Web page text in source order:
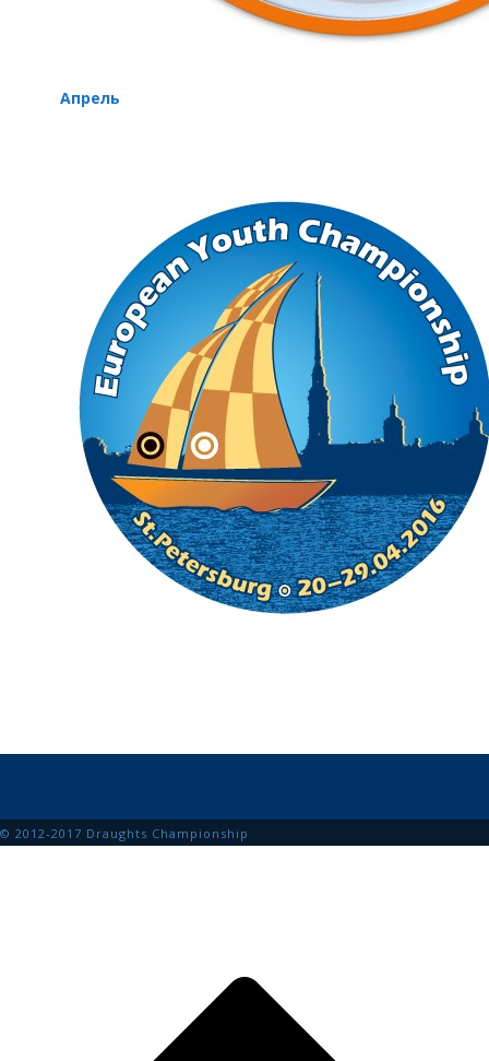
Апрель
© 2012-2017 Draughts Championship